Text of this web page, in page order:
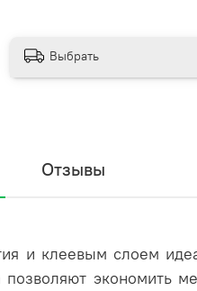
Выбрать
Отзывы
и клеевым слоем
экономить